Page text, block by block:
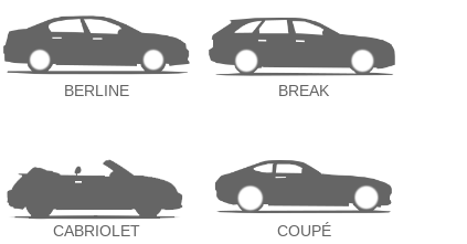
BERLINE BREAK
CABRIOLET COUPÉ